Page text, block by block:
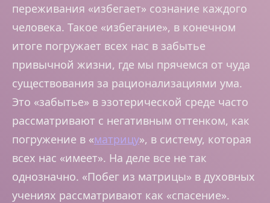
переживания «избегает» сознание каждого
человека. Такое «избегание», в конечном
итоге погружает всех нас в забытье
привычной жизни, где мы прячемся от чуда
существования за рационализациями ума.
Это «забытье» в эзотерической среде часто
рассматривают с негативным оттенком, как
погружение в «матрицу», в систему, которая
всех нас «имеет». На деле все не так
однозначно. «Побег из матрицы» в духовных
учениях рассматривают как «спасение».